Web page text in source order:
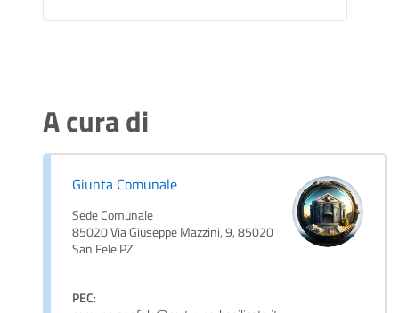
A cura di
Giunta Comunale
Sede Comunale
85020 Via Giuseppe Mazzini, 9, 85020
San Fele PZ
PEC: